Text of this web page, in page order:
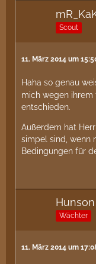
Scout
11. März 2014 um
Haha so genau
mich wegen
entschieden.
Außerdem hat
simpel sind, wenn
Bedingungen für
Wächter
11. März 2014 um